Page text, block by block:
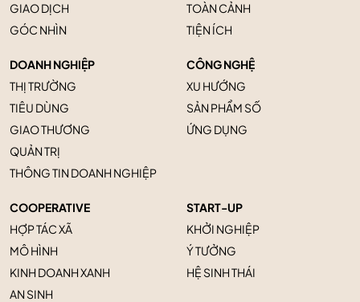
GIAO DỊCH
GÓC NHÌN
TOÀN CẢNH
TIỆN ÍCH
DOANH NGHIỆP
THỊ TRƯỜNG
TIÊU DÙNG
GIAO THƯƠNG
QUẢN TRỊ
THÔNG TIN DOANH NGHIỆP
CÔNG NGHỆ
XU HƯỚNG
SẢN PHẨM SỐ
ỨNG DỤNG
COOPERATIVE
HỢP TÁC XÃ
MÔ HÌNH
KINH DOANH XANH
AN SINH
START-UP
KHỞI NGHIỆP
Ý TƯỞNG
HỆ SINH THÁI